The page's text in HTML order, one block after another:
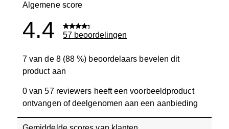
Algemene score
4.4 57 beoordelingen
7 van de 8 (88 %) beoordelaars bevelen dit
product aan
0 van 57 reviewers heeft een voorbeeldproduct
ontvangen of deelgenomen aan een aanbieding